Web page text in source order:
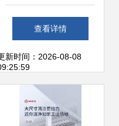
扫一体机 高效清
洁，重塑现代化作
业标准
查看详情
新时间：2026-08-08